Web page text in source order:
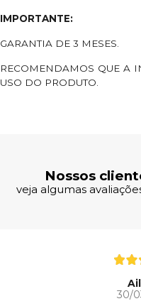
IMPORTANTE:
GARANTIA DE 3 MESES.
RECOMENDAMOS QUE A
USO DO PRODUTO.
Nossos
veja algumas
30/